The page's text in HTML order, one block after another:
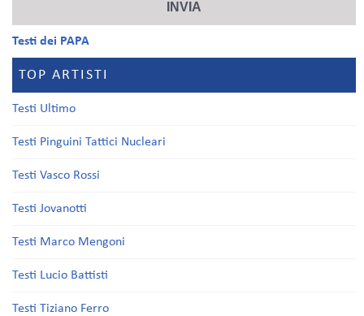
Testi dei PAPA
TOP ARTISTI
Testi Ultimo
Testi Pinguini Tattici Nucleari
Testi Vasco Rossi
Testi Jovanotti
Testi Marco Mengoni
Testi Lucio Battisti
Testi Tiziano Ferro